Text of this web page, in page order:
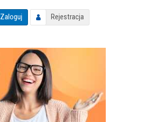
Zaloguj Rejestracja